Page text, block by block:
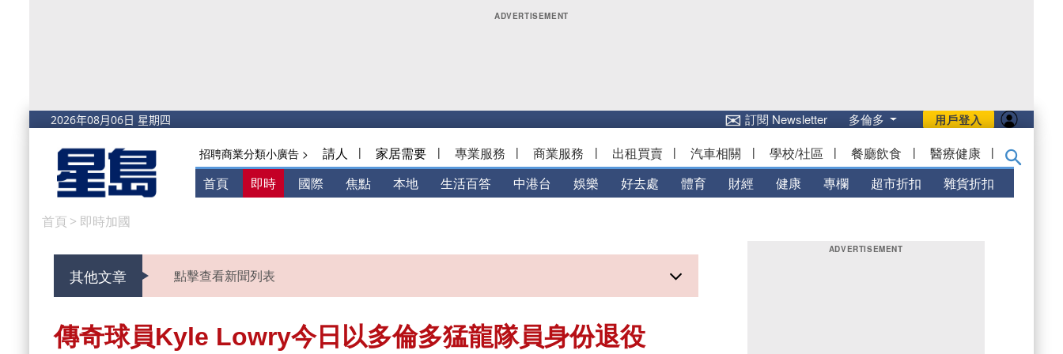
用戶登入
✉訂閱 Newsletter 多倫多
招聘商業分類小廣告 > 請人 | 家居需要 | 專業服務 | 商業服務 | 出租買賣 | 汽車相關 | 學校/社區 | 餐廳飲食 | 醫療健康 |
首頁 即時 國際 焦點 本地 生活百答 中港台 娛樂 好去處 體育 財經 健康 專欄 超市折扣 雜貨折扣
首頁 > 即時加國
其他文章 點擊查看新聞列表
傳奇球員Kyle Lowry今日以多倫多猛龍隊員身份退役